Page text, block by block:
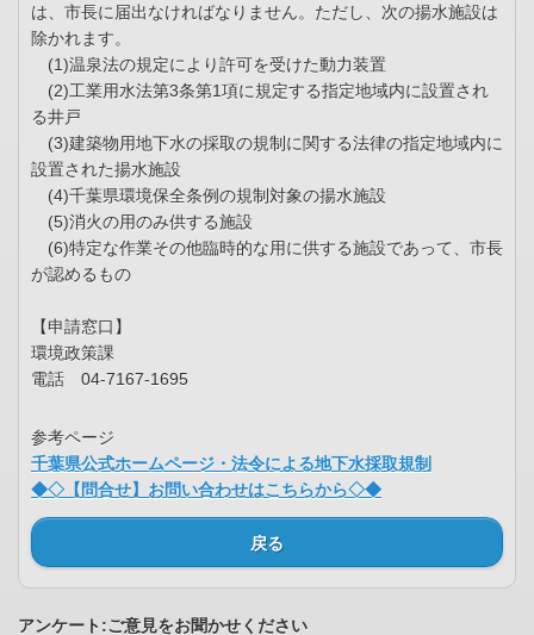
は、市長に届出なければなりません。ただし、次の揚水施設は
除かれます。
(1)温泉法の規定により許可を受けた動力装置
(2)工業用水法第3条第1項に規定する指定地域内に設置され
る井戸
(3)建築物用地下水の採取の規制に関する法律の指定地域内に
設置された揚水施設
(4)千葉県環境保全条例の規制対象の揚水施設
(5)消火の用のみ供する施設
(6)特定な作業その他臨時的な用に供する施設であって、市長
が認めるもの
【申請窓口】
環境政策課
電話 04-7167-1695
参考ページ
千葉県公式ホームページ・法令による地下水採取規制
◆◇【問合せ】お問い合わせはこちらから◇◆
戻る
アンケート:ご意見をお聞かせください